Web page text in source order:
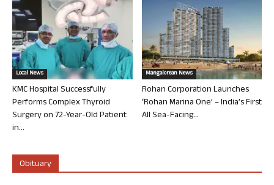
Local News
KMC Hospital Successfully
Performs Complex Thyroid
Surgery on 72-Year-Old Patient
in...
Mangalorean News
Rohan Corporation Launches
‘Rohan Marina One’ – India’s First
All Sea-Facing...
Obituary